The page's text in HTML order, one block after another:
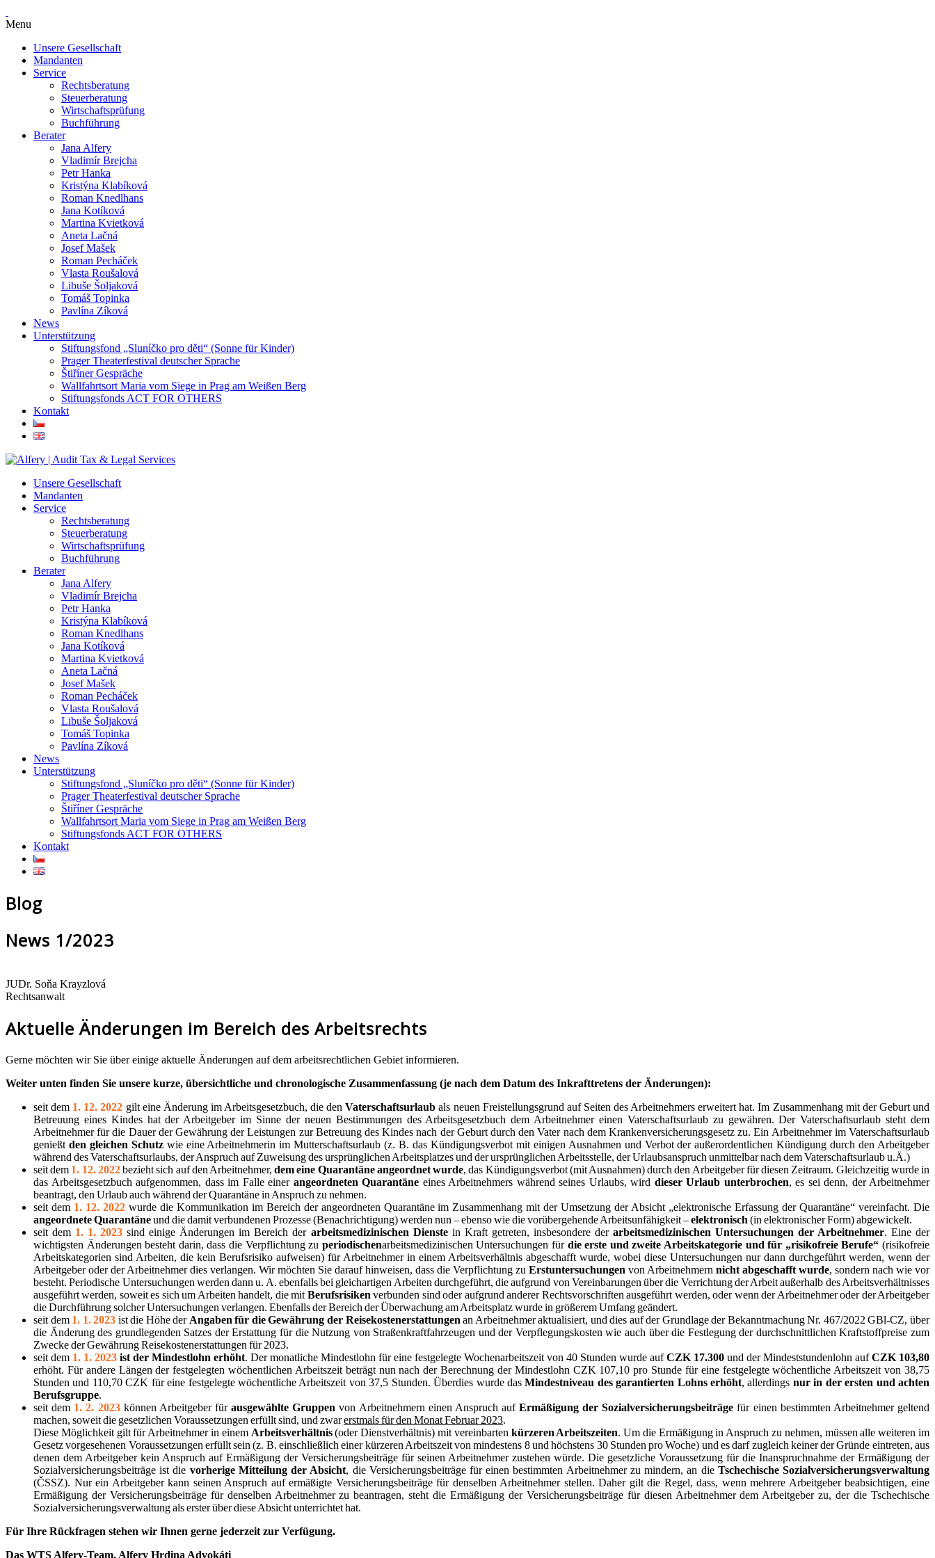
Menu
Unsere Gesellschaft
Mandanten
Service
Rechtsberatung
Steuerberatung
Wirtschaftsprüfung
Buchführung
Berater
Jana Alfery
Vladimír Brejcha
Petr Hanka
Kristýna Klabíková
Roman Knedlhans
Jana Kotíková
Martina Kvietková
Aneta Lačná
Josef Mašek
Roman Pecháček
Vlasta Roušalová
Libuše Šoljaková
Tomáš Topinka
Pavlína Zíková
News
Unterstützung
Stiftungsfond „Sluníčko pro děti“ (Sonne für Kinder)
Prager Theaterfestival deutscher Sprache
Štiříner Gespräche
Wallfahrtsort Maria vom Siege in Prag am Weißen Berg
Stiftungsfonds ACT FOR OTHERS
Kontakt
Unsere Gesellschaft
Mandanten
Service
Rechtsberatung
Steuerberatung
Wirtschaftsprüfung
Buchführung
Berater
Jana Alfery
Vladimír Brejcha
Petr Hanka
Kristýna Klabíková
Roman Knedlhans
Jana Kotíková
Martina Kvietková
Aneta Lačná
Josef Mašek
Roman Pecháček
Vlasta Roušalová
Libuše Šoljaková
Tomáš Topinka
Pavlína Zíková
News
Unterstützung
Stiftungsfond „Sluníčko pro děti“ (Sonne für Kinder)
Prager Theaterfestival deutscher Sprache
Štiříner Gespräche
Wallfahrtsort Maria vom Siege in Prag am Weißen Berg
Stiftungsfonds ACT FOR OTHERS
Kontakt
Blog
News 1/2023
JUDr. Soňa Krayzlová
Rechtsanwalt
Aktuelle Änderungen im Bereich des Arbeitsrechts
Gerne möchten wir Sie über einige aktuelle Änderungen auf dem arbeitsrechtlichen Gebiet informieren.
Weiter unten finden Sie unsere kurze, übersichtliche und chronologische Zusammenfassung (je nach dem Datum des Inkrafttretens der Änderungen):
seit dem 1. 12. 2022 gilt eine Änderung im Arbeitsgesetzbuch, die denVaterschaftsurlaub als neuen Freistellungsgrund auf Seiten des Arbeitnehmers erweitert hat. Im Zusammenhang mit der Geburt und
Betreuung eines Kindes hat der Arbeitgeber im Sinne der neuen Bestimmungen des Arbeitsgesetzbuch dem Arbeitnehmer einen Vaterschaftsurlaub zu gewähren. Der Vaterschaftsurlaub steht dem
Arbeitnehmer für die Dauer der Gewährung der Leistungen zur Betreuung des Kindes nach der Geburt durch den Vater nach dem Krankenversicherungsgesetz zu. Ein Arbeitnehmer im Vaterschaftsurlaub
genießt den gleichen Schutzwie eine Arbeitnehmerin im Mutterschaftsurlaub (z. B. das Kündigungsverbot mit einigen Ausnahmen und Verbot der außerordentlichen Kündigung durch den Arbeitgeber
während des Vaterschaftsurlaubs, der Anspruch auf Zuweisung des ursprünglichen Arbeitsplatzes und der ursprünglichen Arbeitsstelle, der Urlaubsanspruch unmittelbar nach dem Vaterschaftsurlaub u.Ä.)
seit dem 1. 12. 2022bezieht sich auf den Arbeitnehmer,dem eine Quarantäne angeordnet wurde, das Kündigungsverbot (mit Ausnahmen) durch den Arbeitgeber für diesen Zeitraum. Gleichzeitig wurde in
das Arbeitsgesetzbuch aufgenommen, dass im Falle einer angeordneten Quarantäne eines Arbeitnehmers während seines Urlaubs, wird dieser Urlaub unterbrochen, es sei denn, der Arbeitnehmer
beantragt, den Urlaub auch während der Quarantäne in Anspruch zu nehmen.
seit dem 1. 12. 2022wurde die Kommunikation im Bereich der angeordneten Quarantäne im Zusammenhang mit der Umsetzung der Absicht „elektronische Erfassung der Quarantäne“ vereinfacht. Die
angeordnete Quarantäneund die damit verbundenen Prozesse (Benachrichtigung) werden nun – ebenso wie die vorübergehende Arbeitsunfähigkeit –elektronisch (in elektronischer Form) abgewickelt.
seit dem 1. 1. 2023sind einige Änderungen im Bereich der arbeitsmedizinischen Dienstein Kraft getreten, insbesondere der arbeitsmedizinischen Untersuchungen der Arbeitnehmer. Eine der
wichtigsten Änderungen besteht darin, dass die Verpflichtung zu periodischenarbeitsmedizinischen Untersuchungen für die erste und zweite Arbeitskategorie und für „risikofreie Berufe“ (risikofreie
Arbeitskategorien sind Arbeiten, die kein Berufsrisiko aufweisen) für Arbeitnehmer in einem Arbeitsverhältnis abgeschafft wurde, wobei diese Untersuchungen nur dann durchgeführt werden, wenn der
Arbeitgeber oder der Arbeitnehmer dies verlangen. Wir möchten Sie darauf hinweisen, dass die Verpflichtung zu Erstuntersuchungen von Arbeitnehmern nicht abgeschafft wurde, sondern nach wie vor
besteht. Periodische Untersuchungen werden dann u. A. ebenfalls bei gleichartigen Arbeiten durchgeführt, die aufgrund von Vereinbarungen über die Verrichtung der Arbeit außerhalb des Arbeitsverhältnisses
ausgeführt werden, soweit es sich um Arbeiten handelt, die mit Berufsrisikenverbunden sind oder aufgrund anderer Rechtsvorschriften ausgeführt werden, oder wenn der Arbeitnehmer oder der Arbeitgeber
die Durchführung solcher Untersuchungen verlangen. Ebenfalls der Bereich der Überwachung am Arbeitsplatz wurde in größerem Umfang geändert.
seit dem 1. 1. 2023 ist die Höhe der Angaben für die Gewährung der Reisekostenerstattungen an Arbeitnehmer aktualisiert, und dies auf der Grundlage der Bekanntmachung Nr. 467/2022 GBl-CZ, über
die Änderung des grundlegenden Satzes der Erstattung für die Nutzung von Straßenkraftfahrzeugen und der Verpflegungskosten wie auch über die Festlegung der durchschnittlichen Kraftstoffpreise zum
Zwecke der Gewährung Reisekostenerstattungen für 2023.
seit dem 1. 1. 2023 ist der Mindestlohn erhöht. Der monatliche Mindestlohn für eine festgelegte Wochenarbeitszeit von 40 Stunden wurde aufCZK 17.300 und der Mindeststundenlohn aufCZK 103,80
erhöht. Für andere Längen der festgelegten wöchentlichen Arbeitszeit beträgt nun nach der Berechnung der Mindestlohn CZK 107,10 pro Stunde für eine festgelegte wöchentliche Arbeitszeit von 38,75
Stunden und 110,70 CZK für eine festgelegte wöchentliche Arbeitszeit von 37,5 Stunden. Überdies wurde dasMindestniveau des garantierten Lohns erhöht, allerdings nur in der ersten und achten
Berufsgruppe.
seit dem 1. 2. 2023können Arbeitgeber fürausgewählte Gruppen von Arbeitnehmern einen Anspruch aufErmäßigung der Sozialversicherungsbeiträge für einen bestimmten Arbeitnehmer geltend
machen, soweit die gesetzlichen Voraussetzungen erfüllt sind, und zwarerstmals für den Monat Februar 2023.
Diese Möglichkeit gilt für Arbeitnehmer in einem Arbeitsverhältnis(oder Dienstverhältnis) mit vereinbarten kürzeren Arbeitszeiten. Um die Ermäßigung in Anspruch zu nehmen, müssen alle weiteren im
Gesetz vorgesehenen Voraussetzungen erfüllt sein (z. B. einschließlich einer kürzeren Arbeitszeit von mindestens 8 und höchstens 30 Stunden pro Woche) und es darf zugleich keiner der Gründe eintreten, aus
denen dem Arbeitgeber kein Anspruch auf Ermäßigung der Versicherungsbeiträge für seinen Arbeitnehmer zustehen würde. Die gesetzliche Voraussetzung für die Inanspruchnahme der Ermäßigung der
Sozialversicherungsbeiträge ist die vorherige Mitteilung der Absicht, die Versicherungsbeiträge für einen bestimmten Arbeitnehmer zu mindern, an die Tschechische Sozialversicherungsverwaltung
(ČSSZ). Nur ein Arbeitgeber kann seinen Anspruch auf ermäßigte Versicherungsbeiträge für denselben Arbeitnehmer stellen. Daher gilt die Regel, dass, wenn mehrere Arbeitgeber beabsichtigen, eine
Ermäßigung der Versicherungsbeiträge für denselben Arbeitnehmer zu beantragen, steht die Ermäßigung der Versicherungsbeiträge für diesen Arbeitnehmer dem Arbeitgeber zu, der die Tschechische
Sozialversicherungsverwaltung als erster über diese Absicht unterrichtet hat.
Für Ihre Rückfragen stehen wir Ihnen gerne jederzeit zur Verfügung.
Das WTS Alfery-Team, Alfery Hrdina Advokáti